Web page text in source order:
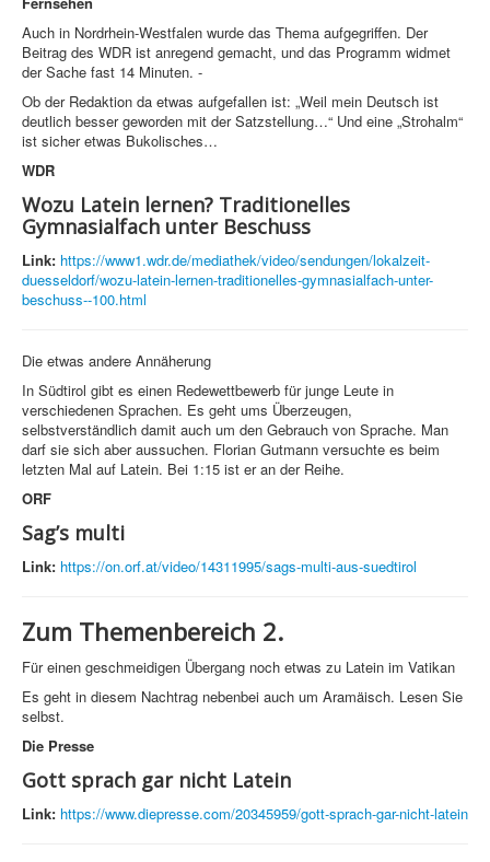
Auch in Nordrhein-Westfalen wurde das Thema aufgegriffen. Der
Beitrag des WDR ist anregend gemacht, und das Programm widmet
der Sache fast 14 Minuten. -
Ob der Redaktion da etwas aufgefallen ist: „Weil mein Deutsch ist
deutlich besser geworden mit der Satzstellung…“ Und eine „Strohalm“
ist sicher etwas Bukolisches…
WDR
Wozu Latein lernen? Traditionelles
Gymnasialfach unter Beschuss
Link: https://www1.wdr.de/mediathek/video/sendungen/lokalzeit-
duesseldorf/wozu-latein-lernen-traditionelles-gymnasialfach-unter-
beschuss--100.html
Die etwas andere Annäherung
In Südtirol gibt es einen Redewettbewerb für junge Leute in
verschiedenen Sprachen. Es geht ums Überzeugen,
selbstverständlich damit auch um den Gebrauch von Sprache. Man
darf sie sich aber aussuchen. Florian Gutmann versuchte es beim
letzten Mal auf Latein. Bei 1:15 ist er an der Reihe.
ORF
Sag’s multi
Link: https://on.orf.at/video/14311995/sags-multi-aus-suedtirol
Zum Themenbereich 2.
Für einen geschmeidigen Übergang noch etwas zu Latein im Vatikan
Es geht in diesem Nachtrag nebenbei auch um Aramäisch. Lesen Sie
selbst.
Die Presse
Gott sprach gar nicht Latein
Link: https://www.diepresse.com/20345959/gott-sprach-gar-nicht-latein